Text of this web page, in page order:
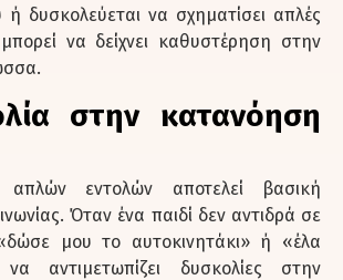
ή δυσκολεύεται να σχηματίσει απλές
να δείχνει καθυστέρηση στην
στην κατανόηση
εντολών αποτελεί βασική
Όταν ένα παιδί δεν αντιδρά σε
μου το αυτοκινητάκι» ή «έλα
αντιμετωπίζει δυσκολίες στην